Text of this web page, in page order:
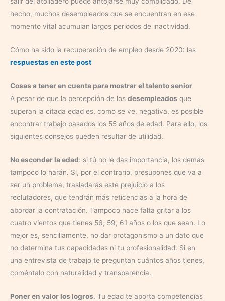
hecho, muchos desempleados que se encuentran en ese
momento vital acumulan largos periodos de inactividad.
Cómo ha sido la recuperación de empleo desde 2020: las
respuestas en este post
Cosas a tener en cuenta para mostrar el talento senior
A pesar de que la percepción de los desempleados que
superan la citada edad es, como se ve, negativa, es posible
encontrar trabajo pasados los 55 años de edad. Para ello, los
siguientes consejos pueden resultar de utilidad.
No esconder la edad: si tú no le das importancia, los demás
tampoco lo harán. Si, por el contrario, presupones que va a
ser un problema, trasladarás este prejuicio a los
reclutadores, que tendrán más reticencias a la hora de
abordar la contratación. Tampoco hace falta gritar a los
cuatro vientos que tienes 56, 59, 61 años o los que sean. Lo
mejor es, sencillamente, no dar protagonismo a un dato que
no determina tus capacidades ni tu profesionalidad. Si en
una entrevista de trabajo te preguntan cuántos años tienes,
coméntalo con naturalidad y transparencia.
Poner en valor los logros. Tu edad te aporta competencias